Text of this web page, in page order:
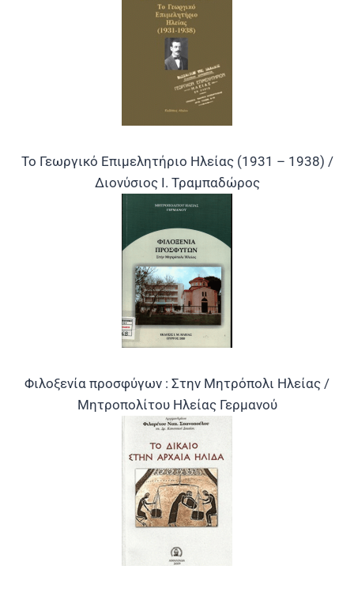
Το Γεωργικό Επιμελητήριο Ηλείας (1931 – 1938) /
Διονύσιος Ι. Τραμπαδώρος
Φιλοξενία προσφύγων : Στην Μητρόπολι Ηλείας /
Μητροπολίτου Ηλείας Γερμανού